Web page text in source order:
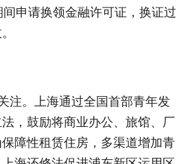
申请换领金融许可证，换证过
注。上海通过全国首部青年发
，鼓励将商业办公、旅馆、厂
障性租赁住房，多渠道增加青